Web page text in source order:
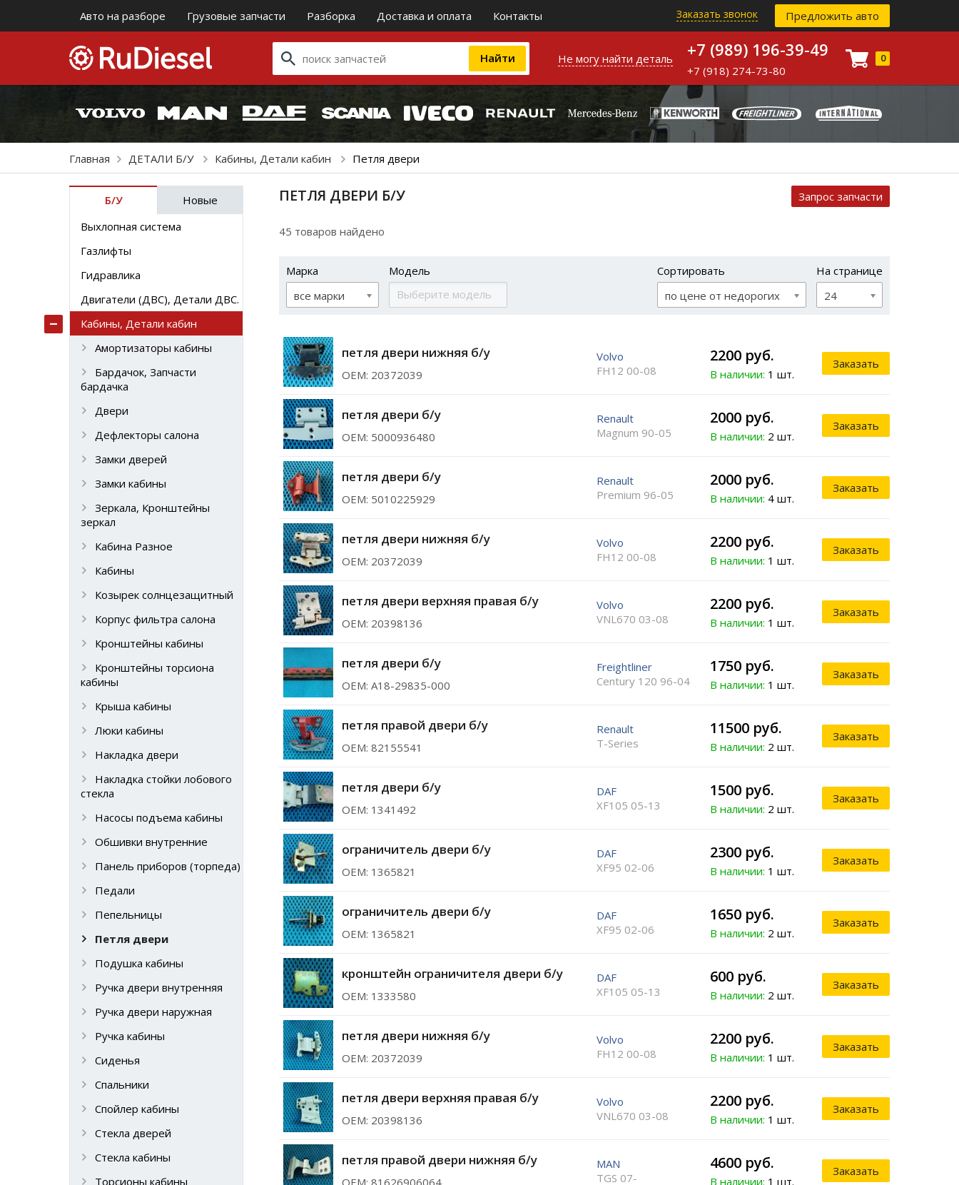
Авто на разборе Грузовые запчасти Разборка Доставка и оплата Контакты Заказать звонок Предложить авто
Не могу найти деталь +7 (989) 196-39-49
+7 (918) 274-73-80
0
Главная ДЕТАЛИ Б/У Кабины, Детали кабин Петля двери
Б/У
Новые
Выхлопная система
Газлифты
Гидравлика
Двигатели (ДВС), Детали ДВС.
Кабины, Детали кабин
Амортизаторы кабины
Бардачок, Запчасти
бардачка
Двери
Дефлекторы салона
Замки дверей
Замки кабины
Зеркала, Кронштейны
зеркал
Кабина Разное
Кабины
Козырек солнцезащитный
Корпус фильтра салона
Кронштейны кабины
Кронштейны торсиона
кабины
Крыша кабины
Люки кабины
Накладка двери
Накладка стойки лобового
стекла
Насосы подъема кабины
Обшивки внутренние
Панель приборов (торпеда)
Педали
Пепельницы
Петля двери
Подушка кабины
Ручка двери внутренняя
Ручка двери наружная
Ручка кабины
Сиденья
Спальники
Спойлер кабины
Стекла дверей
Стекла кабины
Торсионы кабины
ПЕТЛЯ ДВЕРИ Б/У Запрос запчасти
45 товаров найдено
Марка
все марки
Модель
Сортировать
по цене от недорогих
На странице
24
петля двери нижняя б/у
ОЕМ: 20372039
Volvo
FH12 00-08
2200 руб.
В наличии: 1 шт.
Заказать
петля двери б/у
ОЕМ: 5000936480
Renault
Magnum 90-05
2000 руб.
В наличии: 2 шт.
Заказать
петля двери б/у
ОЕМ: 5010225929
Renault
Premium 96-05
2000 руб.
В наличии: 4 шт.
Заказать
петля двери нижняя б/у
ОЕМ: 20372039
Volvo
FH12 00-08
2200 руб.
В наличии: 1 шт.
Заказать
петля двери верхняя правая б/у
ОЕМ: 20398136
Volvo
VNL670 03-08
2200 руб.
В наличии: 1 шт.
Заказать
петля двери б/у
ОЕМ: A18-29835-000
Freightliner
Century 120 96-04
1750 руб.
В наличии: 1 шт.
Заказать
петля правой двери б/у
ОЕМ: 82155541
Renault
T-Series
11500 руб.
В наличии: 2 шт.
Заказать
петля двери б/у
ОЕМ: 1341492
DAF
XF105 05-13
1500 руб.
В наличии: 2 шт.
Заказать
ограничитель двери б/у
ОЕМ: 1365821
DAF
XF95 02-06
2300 руб.
В наличии: 1 шт.
Заказать
ограничитель двери б/у
ОЕМ: 1365821
DAF
XF95 02-06
1650 руб.
В наличии: 2 шт.
Заказать
кронштейн ограничителя двери б/у
ОЕМ: 1333580
DAF
XF105 05-13
600 руб.
В наличии: 2 шт.
Заказать
петля двери нижняя б/у
ОЕМ: 20372039
Volvo
FH12 00-08
2200 руб.
В наличии: 1 шт.
Заказать
петля двери верхняя правая б/у
ОЕМ: 20398136
Volvo
VNL670 03-08
2200 руб.
В наличии: 1 шт.
Заказать
петля правой двери нижняя б/у
ОЕМ: 81626906064
MAN
TGS 07-
4600 руб.
В наличии: 1 шт.
Заказать